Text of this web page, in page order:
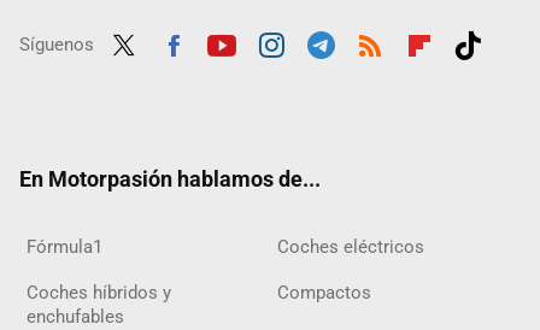
Síguenos
En Motorpasión hablamos de...
Fórmula1 Coches eléctricos
Coches híbridos y
enchufables
Compactos